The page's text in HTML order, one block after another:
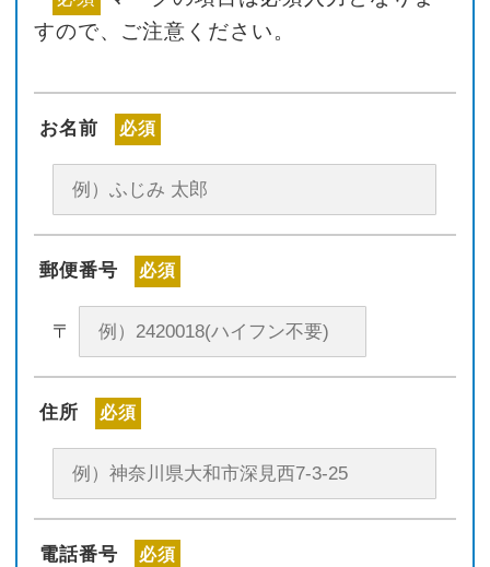
すので、ご注意ください。
お名前 必須
郵便番号 必須
〒
住所 必須
電話番号 必須